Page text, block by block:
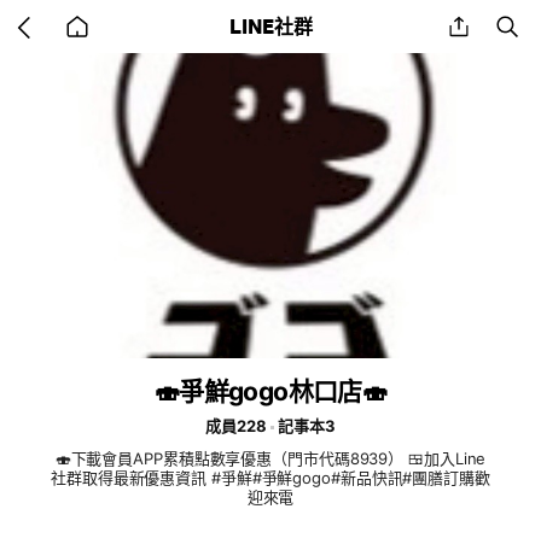
back
home
LINE社群 share
🍣爭鮮gogo林口店🍣
成員228
記事本3
🍣下載會員APP累積點數享優惠（門市代碼8939） 🍱加入Line
社群取得最新優惠資訊 #爭鮮#爭鮮gogo#新品快訊#團膳訂購歡
迎來電